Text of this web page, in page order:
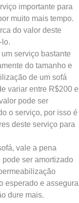
importante para
muito mais tempo.
do valor deste
lo.
serviço bastante
do tamanho e
de um sofá
variar entre R$200 e
pode ser
o serviço, por isso é
deste serviço para
vale a pena
pode ser amortizado
esperado e assegura
dure mais.